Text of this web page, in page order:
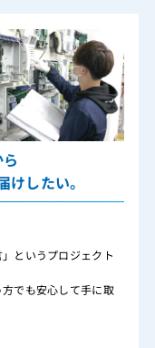
けしたい。
というプロジェクト
でも安心して手に取